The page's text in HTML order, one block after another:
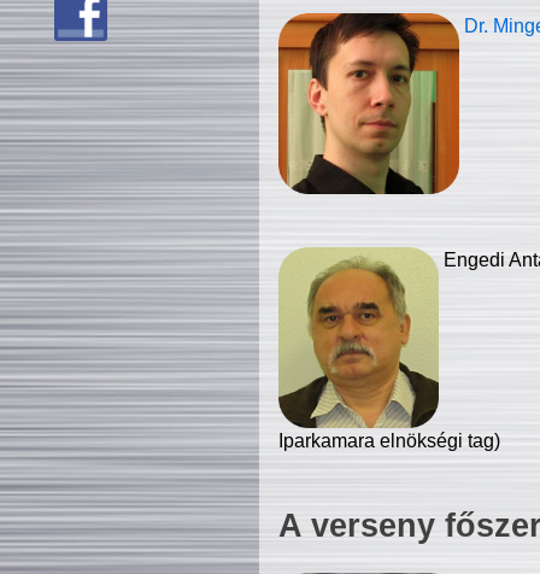
Dr.
Engedi
Iparkamara elnökségi tag)
A verseny